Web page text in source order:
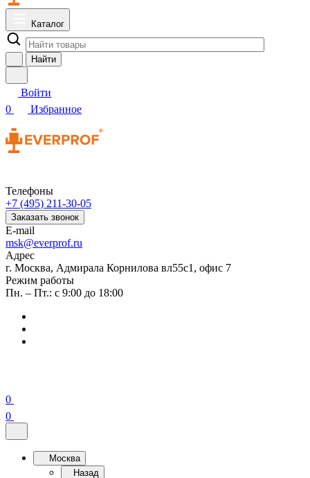
Каталог
Найти
Войти
0
Избранное
Телефоны
+7 (495) 211-30-05
Заказать звонок
E-mail
msk@everprof.ru
Адрес
г. Москва, Адмирала Корнилова вл55с1, офис 7
Режим работы
Пн. – Пт.: с 9:00 до 18:00
0
0
Москва
Назад